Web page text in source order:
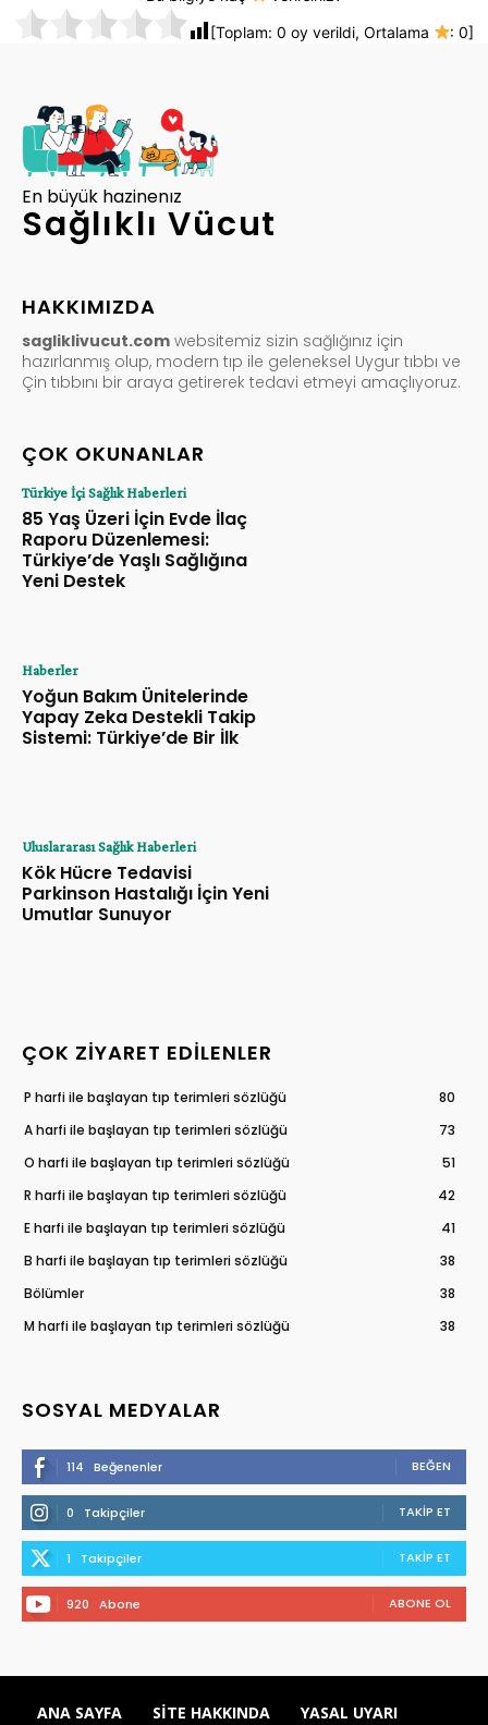
[Toplam: 0 oy verildi, Ortalama :0]
En büyük hazinenız
Sağlıklı Vücut
HAKKIMIZDA
sagliklivucut.com websitemiz sizin sağlığınız için
hazırlanmış olup, modern tıp ile geleneksel Uygur tıbbı ve
Çin tıbbını bir araya getirerek tedavi etmeyi amaçlıyoruz.
ÇOK OKUNANLAR
Türkiye İçi Sağlık Haberleri
85 Yaş Üzeri İçin Evde İlaç
Raporu Düzenlemesi:
Türkiye’de Yaşlı Sağlığına
Yeni Destek
Haberler
Yoğun Bakım Ünitelerinde
Yapay Zeka Destekli Takip
Sistemi: Türkiye’de Bir İlk
Uluslararası Sağlık Haberleri
Kök Hücre Tedavisi
Parkinson Hastalığı İçin Yeni
Umutlar Sunuyor
ÇOK ZIYARET EDILENLER
P harfi ile başlayan tıp terimleri sözlüğü
80
A harfi ile başlayan tıp terimleri sözlüğü
73
O harfi ile başlayan tıp terimleri sözlüğü
51
R harfi ile başlayan tıp terimleri sözlüğü
42
E harfi ile başlayan tıp terimleri sözlüğü
41
B harfi ile başlayan tıp terimleri sözlüğü
38
Bölümler
38
M harfi ile başlayan tıp terimleri sözlüğü
38
SOSYAL MEDYALAR
114 Beğenenler BEĞEN
0 Takipçiler TAKIP ET
1 Takipçiler TAKIP ET
920 Abone ABONE OL
ANA SAYFA SITE HAKKINDA YASAL UYARI